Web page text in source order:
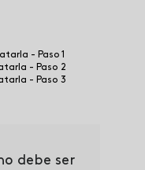
debe ser